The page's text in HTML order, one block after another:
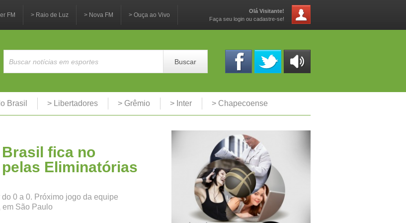
FM > Raio de Luz > Nova FM > Ouça ao Vivo
Olá Visitante!
Faça seu login ou cadastre-se!
Buscar
Brasil > Libertadores > Grêmio > Inter > Chapecoense
fica no
Eliminatórias
0 a 0. Próximo jogo da equipe
em São Paulo